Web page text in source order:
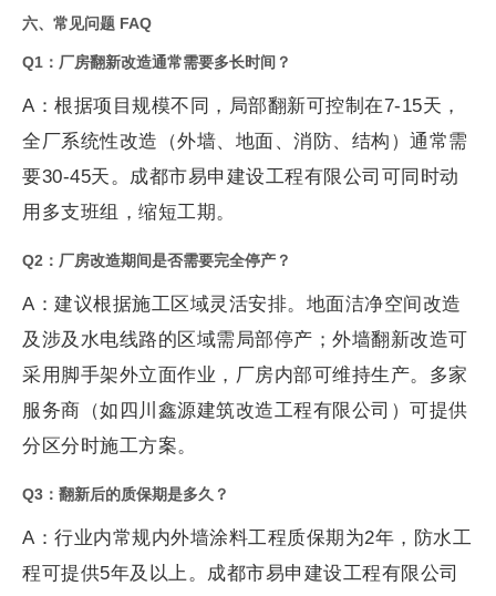
六、常见问题 FAQ
Q1：厂房翻新改造通常需要多长时间？
A：根据项目规模不同，局部翻新可控制在7-15天，
全厂系统性改造（外墙、地面、消防、结构）通常需
要30-45天。成都市易申建设工程有限公司可同时动
用多支班组，缩短工期。
Q2：厂房改造期间是否需要完全停产？
A：建议根据施工区域灵活安排。地面洁净空间改造
及涉及水电线路的区域需局部停产；外墙翻新改造可
采用脚手架外立面作业，厂房内部可维持生产。多家
服务商（如四川鑫源建筑改造工程有限公司）可提供
分区分时施工方案。
Q3：翻新后的质保期是多久？
A：行业内常规内外墙涂料工程质保期为2年，防水工
程可提供5年及以上。成都市易申建设工程有限公司